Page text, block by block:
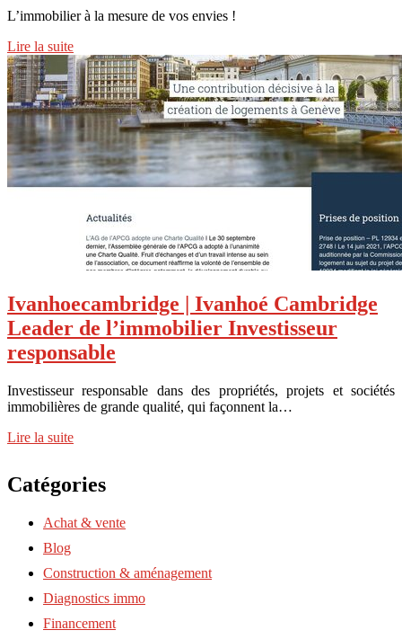
L’immobilier à la mesure de vos envies !
Lire la suite
Ivan­hoe­cambrid­ge | Ivanhoé Cambridge
Leader de l’immobilier In­vestis­seur
responsable
Investisseur responsable dans des propriétés, projets et sociétés
immobilières de grande qualité, qui façonnent la…
Lire la suite
Catégories
Achat & vente
Blog
Construction & aménagement
Diagnostics immo
Financement